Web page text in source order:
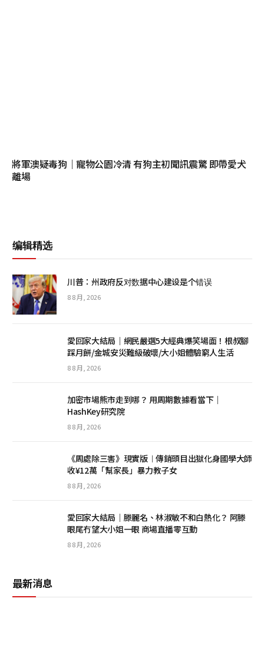
將軍澳疑毒狗｜寵物公園冷清 有狗主初聞訊震驚 即帶愛犬
離場
编辑精选
川普：州政府反对数据中心建设是个错误
8 8 月, 2026
愛回家大結局｜網民嚴選5大經典爆笑場面！根叔腳
踩月餅/金城安災難級破壞/大小姐體驗窮人生活
8 8 月, 2026
加密市場熊市走到哪？ 用周期數據看當下｜
HashKey研究院
8 8 月, 2026
《周處除三害》現實版︱傳銷頭目出獄化身國學大師
收¥12萬「幫家長」暴力教子女
8 8 月, 2026
愛回家大結局｜滕麗名、林淑敏不和白熱化？ 阿滕
眼尾冇望大小姐一眼 商場直播零互動
8 8 月, 2026
最新消息